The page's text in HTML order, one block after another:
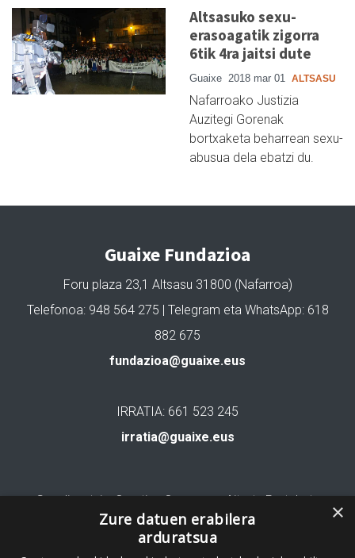
Altsasuko sexu-
erasoagatik zigorra
6tik 4ra jaitsi dute
Guaixe 2018 mar 01 ALTSASU
Nafarroako Justizia
Auzitegi Gorenak
bortxaketa beharrean sexu-
abusua dela ebatzi du.
Guaixe Fundazioa
Foru plaza 23,1 Altsasu 31800 (Nafarroa)
Telefonoa: 948 564 275 | Telegram eta WhatsApp: 618
882 675
fundazioa@guaixe.eus
IRRATIA: 661 523 245
irratia@guaixe.eus
Gure lizentzia: Creative Commons Aitortu Partekatu
Codesyntaxek garatua
×
Zure datuen erabilera
arduratsua